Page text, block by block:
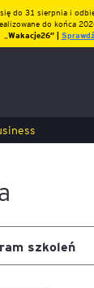
do 31 sierpnia i
do końca
Wakacje26″ |
szkoleń